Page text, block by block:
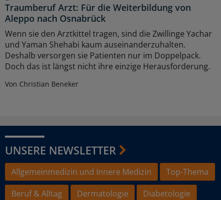
Traumberuf Arzt: Für die Weiterbildung von
Aleppo nach Osnabrück
Wenn sie den Arztkittel tragen, sind die Zwillinge Yachar
und Yaman Shehabi kaum auseinanderzuhalten.
Deshalb versorgen sie Patienten nur im Doppelpack.
Doch das ist längst nicht ihre einzige Herausforderung.
Von Christian Beneker
UNSERE NEWSLETTER
Allgemeinmedizin und Innere Medizin
Top-Thema
Beruf & Alltag
Dermatologie
Diabetologie